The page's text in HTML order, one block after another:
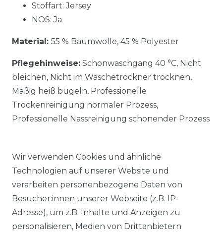
Stoffart: Jersey
NOS: Ja
Material: 55 % Baumwolle, 45 % Polyester
Pflegehinweise: Schonwaschgang 40 °C, Nicht
bleichen, Nicht im Wäschetrockner trocknen,
Mäßig heiß bügeln, Professionelle
Trockenreinigung normaler Prozess,
Professionelle Nassreinigung schonender Prozess
Ähnlicher Artikel
Venti - Modern Fit - Herren
Wir verwenden Cookies und ähnliche
Technologien auf unserer Website und
verarbeiten personenbezogene Daten von
Besucher:innen unserer Webseite (z.B. IP-
Adresse), um z.B. Inhalte und Anzeigen zu
personalisieren, Medien von Drittanbietern